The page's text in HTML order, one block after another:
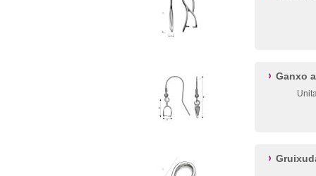
Ganxo